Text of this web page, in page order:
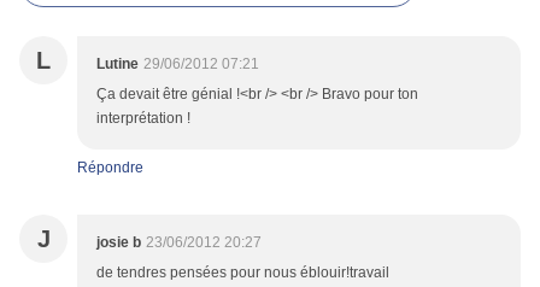
L Lutine 29/06/2012 07:21
Ça devait être génial !<br /> <br /> Bravo pour ton
interprétation !
Répondre
J josie b 23/06/2012 20:27
de tendres pensées pour nous éblouir!travail